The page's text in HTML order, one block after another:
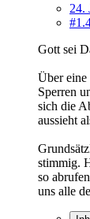
24.
Gott sei
Über eine
Sperren
sich die
aussieht
stimmig.
so
uns alle